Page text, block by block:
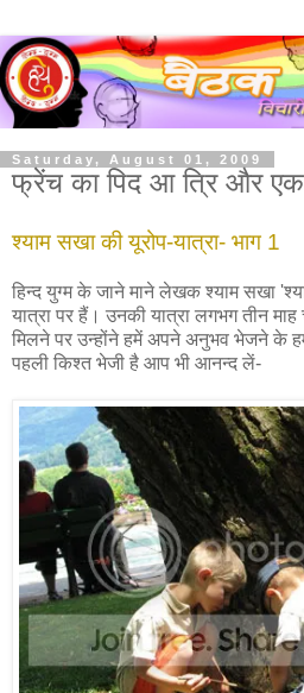
Saturday, August 01, 2009
फ्रेंच का पिद आ त्रि और एक
श्याम सखा की यूरोप-यात्रा- भाग 1
हिन्द युग्म के जाने माने लेखक श्याम सखा
यात्रा पर हैं। उनकी यात्रा लगभग तीन माह
मिलने पर उन्होंने हमें अपने अनुभव भेजने के
पहली किश्त भेजी है आप भी आनन्द लें-